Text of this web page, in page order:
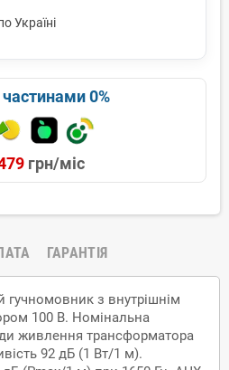
Україні
0%
грн/міс
ГАРАНТІЯ
з внутрішнім
100 В. Номінальна
живлення трансформатора
92 дБ (1 Вт/1 м).